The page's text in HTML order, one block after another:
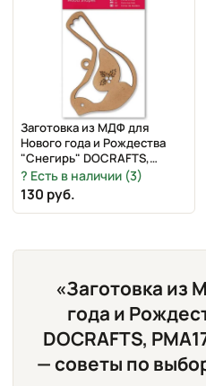
Заготовка из МДФ для
Нового года и Рождества
"Снегирь" DOCRAFTS,
PMA174907, 7х10,7 см
Есть в наличии (3)
130 руб.
«Заготовка из
года и
DOCRAFTS,
— советы по